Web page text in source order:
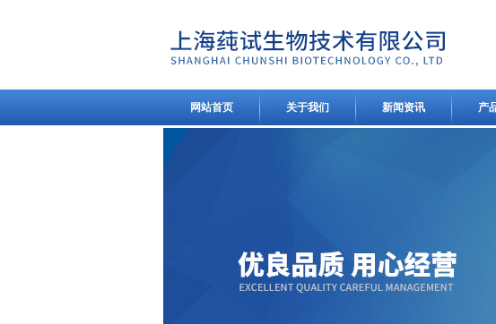
网站首页 关于我们 新闻资讯 产